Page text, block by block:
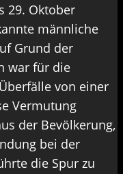
29. Oktober
männliche
Grund der
war für die
von einer
Vermutung
der Bevölkerung,
bei der
die Spur zu